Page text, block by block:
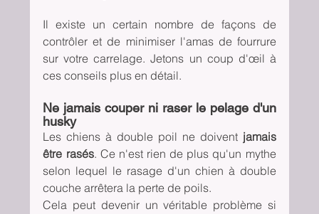
Il existe un certain nombre de façons de
contrôler et de minimiser l'amas de fourrure
sur votre carrelage. Jetons un coup d'œil à
ces conseils plus en détail.
Ne jamais couper ni raser le pelage d'un
husky
Les chiens à double poil ne doivent jamais
être rasés. Ce n'est rien de plus qu'un mythe
selon lequel le rasage d'un chien à double
couche arrêtera la perte de poils.
Cela peut devenir un véritable problème si